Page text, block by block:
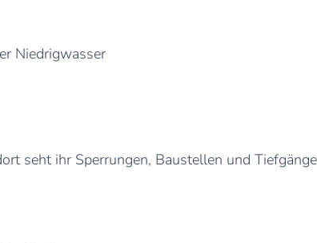
Niedrigwasser
seht ihr Sperrungen, Baustellen und